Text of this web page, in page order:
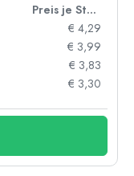
Preis je Stück
€ 4,29
€ 3,99
€ 3,83
€ 3,30